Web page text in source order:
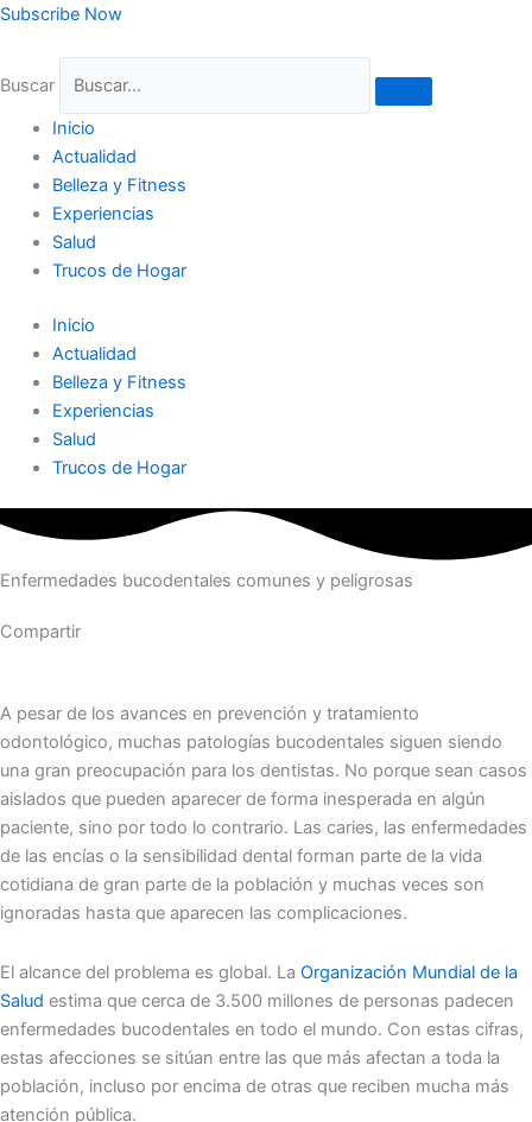
Ir
Subscribe Now
Buscar
Inicio
Actualidad
Belleza y Fitness
Experiencias
Salud
Trucos de Hogar
Inicio
Actualidad
Belleza y Fitness
Experiencias
Salud
Trucos de Hogar
Enfermedades bucodentales comunes y peligrosas
Compartir
A pesar de los avances en prevención y tratamiento
odontológico, muchas patologías bucodentales siguen siendo
una gran preocupación para los dentistas. No porque sean casos
aislados que pueden aparecer de forma inesperada en algún
paciente, sino por todo lo contrario. Las caries, las enfermedades
de las encías o la sensibilidad dental forman parte de la vida
cotidiana de gran parte de la población y muchas veces son
ignoradas hasta que aparecen las complicaciones.
El alcance del problema es global. La Organización Mundial de la
Salud estima que cerca de 3.500 millones de personas padecen
enfermedades bucodentales en todo el mundo. Con estas cifras,
estas afecciones se sitúan entre las que más afectan a toda la
población, incluso por encima de otras que reciben mucha más
atención pública.